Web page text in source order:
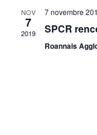
NOV
7
2019
7 novembre
SPCR
Roannais